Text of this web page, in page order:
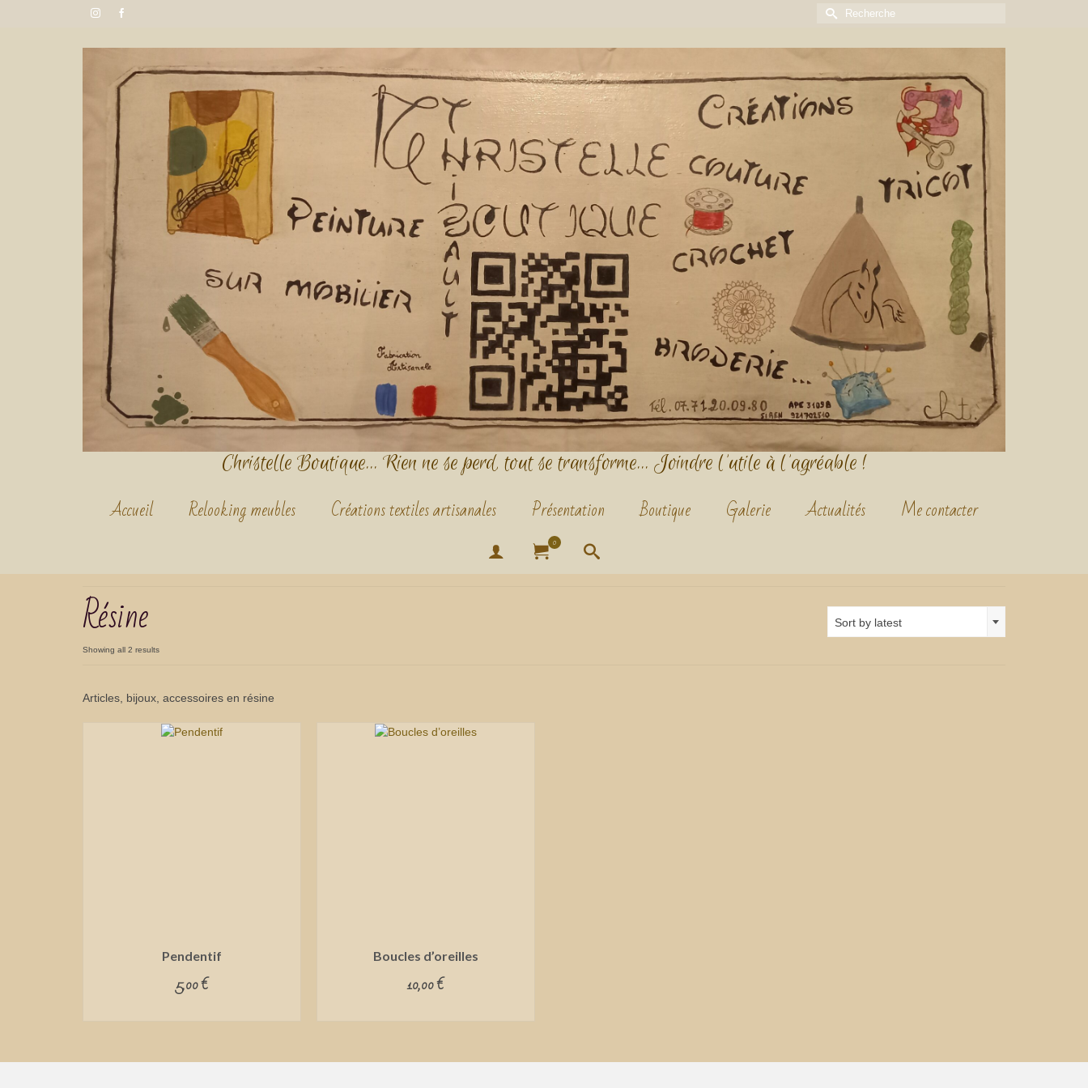
Rechercher :
Christelle Boutique... Rien ne se perd, tout se transforme... Joindre l'utile à l'agréable !
Accueil Relooking meubles Créations textiles artisanales Présentation Boutique Galerie Actualités Me contacter
0
Résine
Showing all 2 results
Sort by latest
Articles, bijoux, accessoires en résine
Pendentif
5,00€
Boucles d’oreilles
10,00€